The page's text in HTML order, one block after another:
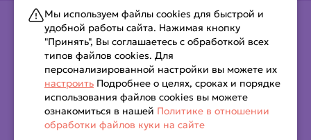
Мы используем файлы cookies для быстрой и
удобной работы сайта. Нажимая кнопку
"Принять", Вы соглашаетесь с обработкой всех
типов файлов cookies. Для
персонализированной настройки вы можете их
настроить Подробнее о целях, сроках и порядке
использования файлов cookies вы можете
ознакомиться в нашей Политике в отношении
обработки файлов куки на сайте
Общество с ограниченной ответственностью «Квокка» УНП
193763324
220062, Республика Беларусь, г.Минск, пр-т. Победителей, д.
141, пом. 3.
свидетельство о гос. регистрации №732283 выдано